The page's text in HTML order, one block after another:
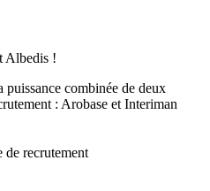
Albedis !
puissance combinée de deux
: Arobase et Interiman